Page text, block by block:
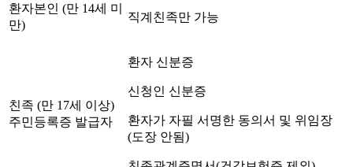
환자본인 (만 14세 미
만)
직계친족만 가능
친족 (만 17세 이상)
주민등록증 발급자
환자 신분증
신청인 신분증
환자가 자필 서명한 동의서 및 위임장
(도장 안됨)